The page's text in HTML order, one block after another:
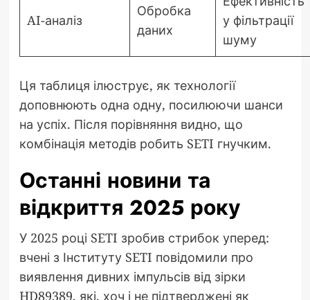
AI-аналіз
Обробка
даних
у фільтрації
шуму
Ця таблиця ілюструє, як технології
доповнюють одна одну, посилюючи шанси
на успіх. Після порівняння видно, що
комбінація методів робить SETI гнучким.
Останні новини та
відкриття 2025 року
У 2025 році SETI зробив стрибок уперед:
вчені з Інституту SETI повідомили про
виявлення дивних імпульсів від зірки
HD89389, які, хоч і не підтверджені як